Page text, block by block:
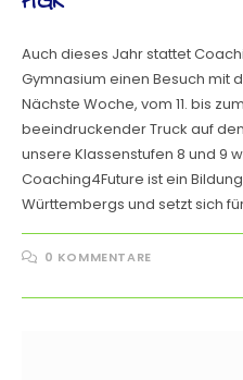
Auch dieses Jahr stattet
Gymnasium einen Besuch mit
Nächste Woche, vom 11. bis
beeindruckender Truck auf
unsere Klassenstufen 8 und 9
Coaching4Future ist ein
Württembergs und setzt sich
0 KOMMENTARE